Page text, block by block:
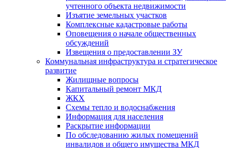
учтенного объекта недвижимости
Изъятие земельных участков
Комплексные кадастровые работы
Оповещения о начале общественных
обсуждений
Извещения о предоставлении ЗУ
Коммунальная инфраструктура и стратегическое
развитие
Жилищные вопросы
Капитальный ремонт МКД
ЖКХ
Схемы тепло и водоснабжения
Информация для населения
Раскрытие информации
По обследованию жилых помещений
инвалидов и общего имущества МКД